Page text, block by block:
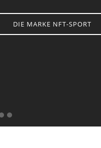
DIE MARKE NFT-SPORT